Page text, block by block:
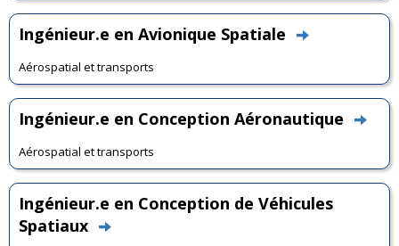
Ingénieur.e en Avionique Spatiale
Aérospatial et transports
Ingénieur.e en Conception Aéronautique
Aérospatial et transports
Ingénieur.e en Conception de Véhicules
Spatiaux